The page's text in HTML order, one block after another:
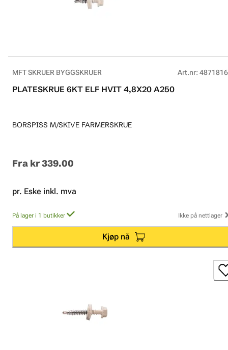
MFT SKRUER BYGGSKRUER Art.nr:
PLATESKRUE 6KT ELF HVIT 4,8X20 A250
BORSPISS M/SKIVE FARMERSKRUE
Fra kr 339.00
pr. Eske inkl. mva
På lager i 1 butikker Ikke på nettlager
Kjøp nå